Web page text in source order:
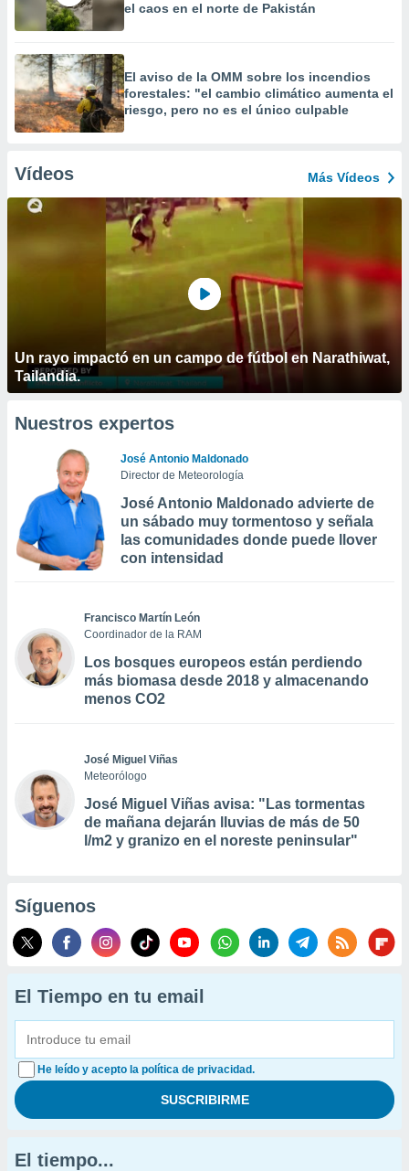
el caos en el norte de Pakistán
El aviso de la OMM sobre los incendios
forestales: "el cambio climático aumenta el
riesgo, pero no es el único culpable
Vídeos Más Vídeos
Un rayo impactó en un campo de fútbol en Narathiwat,
Tailandia.
Nuestros expertos
José Antonio Maldonado
Director de Meteorología
José Antonio Maldonado advierte de
un sábado muy tormentoso y señala
las comunidades donde puede llover
con intensidad
Francisco Martín León
Coordinador de la RAM
Los bosques europeos están perdiendo
más biomasa desde 2018 y almacenando
menos CO2
José Miguel Viñas
Meteorólogo
José Miguel Viñas avisa: "Las tormentas
de mañana dejarán lluvias de más de 50
l/m2 y granizo en el noreste peninsular"
Síguenos
El Tiempo en tu email
He leído y acepto la política de privacidad.
El tiempo...